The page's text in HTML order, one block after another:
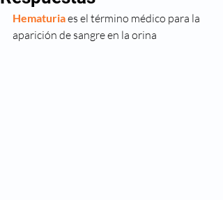
Hematuria es el término médico para la
aparición de sangre en la orina